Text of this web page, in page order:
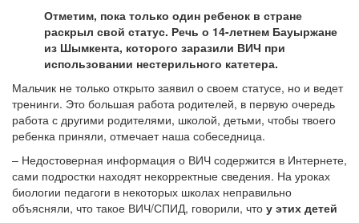
Отметим, пока только один ребенок в стране
раскрыл свой статус. Речь о 14-летнем Бауыржане
из Шымкента, которого заразили ВИЧ при
использовании нестерильного катетера.
Мальчик не только открыто заявил о своем статусе, но и ведет
тренинги. Это большая работа родителей, в первую очередь
работа с другими родителями, школой, детьми, чтобы твоего
ребенка приняли, отмечает наша собеседница.
– Недостоверная информация о ВИЧ содержится в Интернете,
сами подростки находят некорректные сведения. На уроках
биологии педагоги в некоторых школах неправильно
объясняли, что такое ВИЧ/СПИД, говорили, что у этих детей